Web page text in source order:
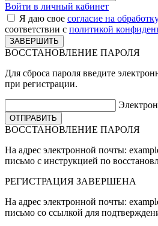
Войти в личный кабинет
Я даю свое согласие на
соответствии с политикой
ВОССТАНОВЛЕНИЕ ПАРОЛЯ
Для сброса пароля введите
при регистрации.
ВОССТАНОВЛЕНИЕ ПАРОЛЯ
На адрес электронной почты:
письмо с инструкцией по
РЕГИСТРАЦИЯ ЗАВЕРШЕНА
На адрес электронной почты:
письмо со ссылкой для